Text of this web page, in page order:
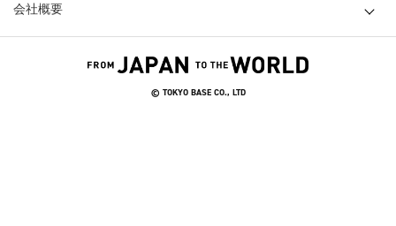
会社概要
© TOKYO BASE CO., LTD